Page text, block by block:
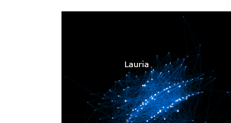
e
a
r
c